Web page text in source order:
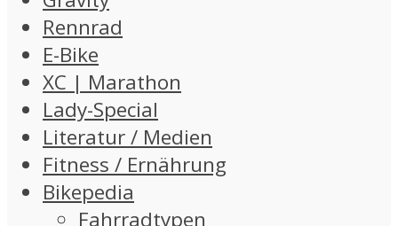
Rennrad
E-Bike
XC | Marathon
Lady-Special
Literatur / Medien
Fitness / Ernährung
Bikepedia
Fahrradtypen